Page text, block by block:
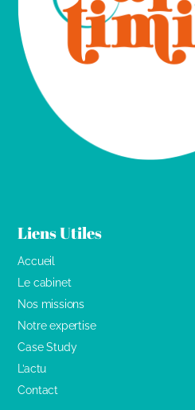
Liens Utiles
Accueil
Le cabinet
Nos missions
Notre expertise
Case Study
L’actu
Contact